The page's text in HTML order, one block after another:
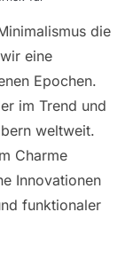
die
eine
Epochen.
im Trend und
weltweit.
Charme
Innovationen
funktionaler